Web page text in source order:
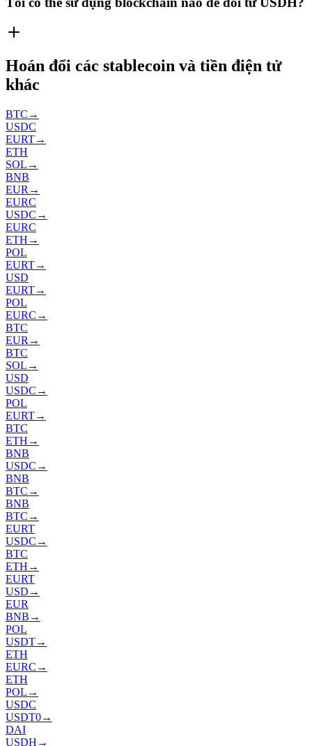
Hoán đổi các stablecoin và tiền điện tử
khác
BTC →
USDC
EURT→
ETH
SOL →
BNB
EUR →
EURC
USDC →
EURC
ETH →
POL
EURT→
USD
EURT→
POL
EURC →
BTC
EUR →
BTC
SOL →
USD
USDC →
POL
EURT→
BTC
ETH →
BNB
USDC →
BNB
BTC →
BNB
BTC →
EURT
USDC →
BTC
ETH →
EURT
USD →
EUR
BNB →
POL
USDT→
ETH
EURC →
ETH
POL →
USDC
USDT0→
DAI
USDH →